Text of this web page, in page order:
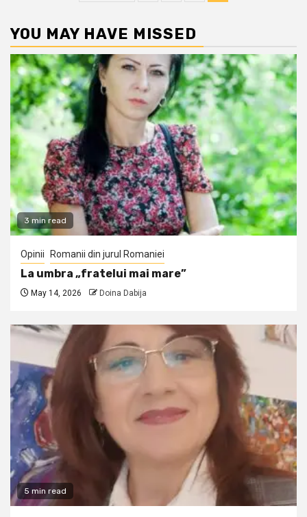
YOU MAY HAVE MISSED
3 min read
Opinii Romanii din jurul Romaniei
La umbra „fratelui mai mare”
May 14, 2026 Doina Dabija
5 min read